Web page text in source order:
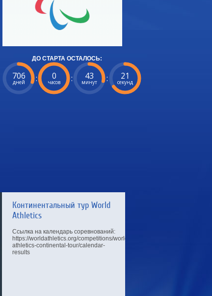
ДО СТАРТА ОСТАЛОСЬ:
706
дней : 0
часов : 43
минут : 21
секунд
Континентальный тур World
Athletics
Ссылка на календарь соревнований:
https://worldathletics.org/competitions/world-
athletics-continental-tour/calendar-
results